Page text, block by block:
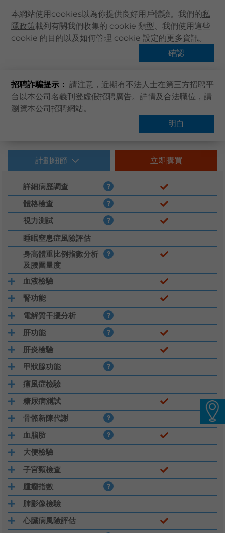
本網站使用cookies以為你提供良好用戶體驗。我們的私
隱政策載列有關我們收集的 cookie 類型、我們使用這些
cookie 的目的以及如何管理 cookie 設定的更多資訊。
確認
招聘詐騙提示： 請注意，近期有不法人士在第三方招聘平
台以本公司名義刊登虛假招聘廣告。詳情及合法職位，請
瀏覽本公司招聘網站。
明白
主頁
卓健服務
卓健手機App
最新資訊
聯絡我們
搜尋醫療服務
登記 / 登入
立即預約
語言
卓健eShop
計劃細節 立即購買
詳細病歷調查
體格檢查
視力測試
睡眠窒息症風險評估
身高體重比例指數分析
及腰圍量度
血液檢驗
腎功能
電解質干擾分析
肝功能
肝炎檢驗
甲狀腺功能
痛風症檢驗
糖尿病測試
骨骼新陳代謝
血脂肪
大便檢驗
子宮頸檢查
腫瘤指數
肺影像檢驗
心臟病風險評估